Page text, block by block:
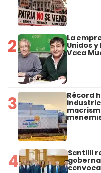
2 La
Unidos
Vaca
3 Récord
4 Santilli